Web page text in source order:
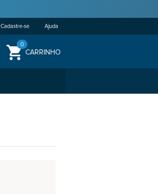
Cadastre-se Ajuda
CARRINHO
0